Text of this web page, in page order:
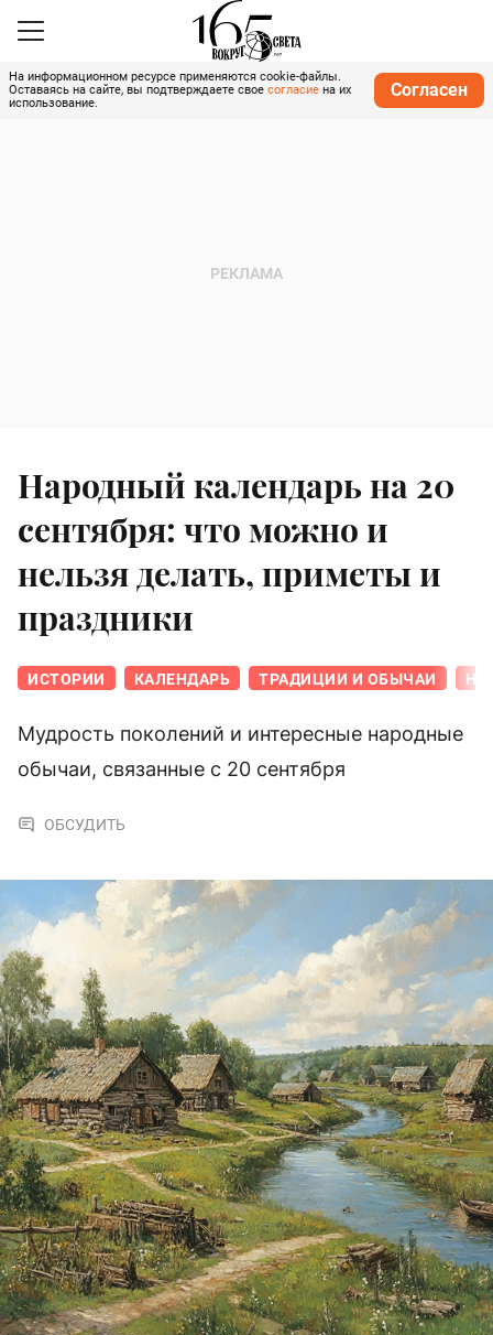
На информационном ресурсе применяются cookie-файлы.
Оставаясь на сайте, вы подтверждаете свое согласие на их
использование.
Согласен
Народный календарь на 20
сентября: что можно и
нельзя делать, приметы и
праздники
ИСТОРИИ КАЛЕНДАРЬ ТРАДИЦИИ И ОБЫЧАИ
Мудрость поколений и интересные народные
обычаи, связанные с 20 сентября
ОБСУДИТЬ